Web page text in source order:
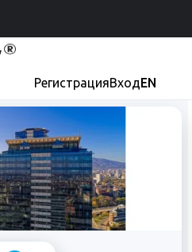
РегистрацияВходEN